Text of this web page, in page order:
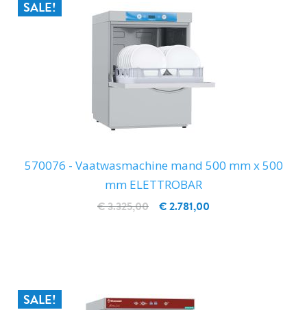
SALE!
570076 - Vaatwasmachine mand 500 mm x 500
mm ELETTROBAR
€ 2.781,00
€ 3.325,00
SALE!